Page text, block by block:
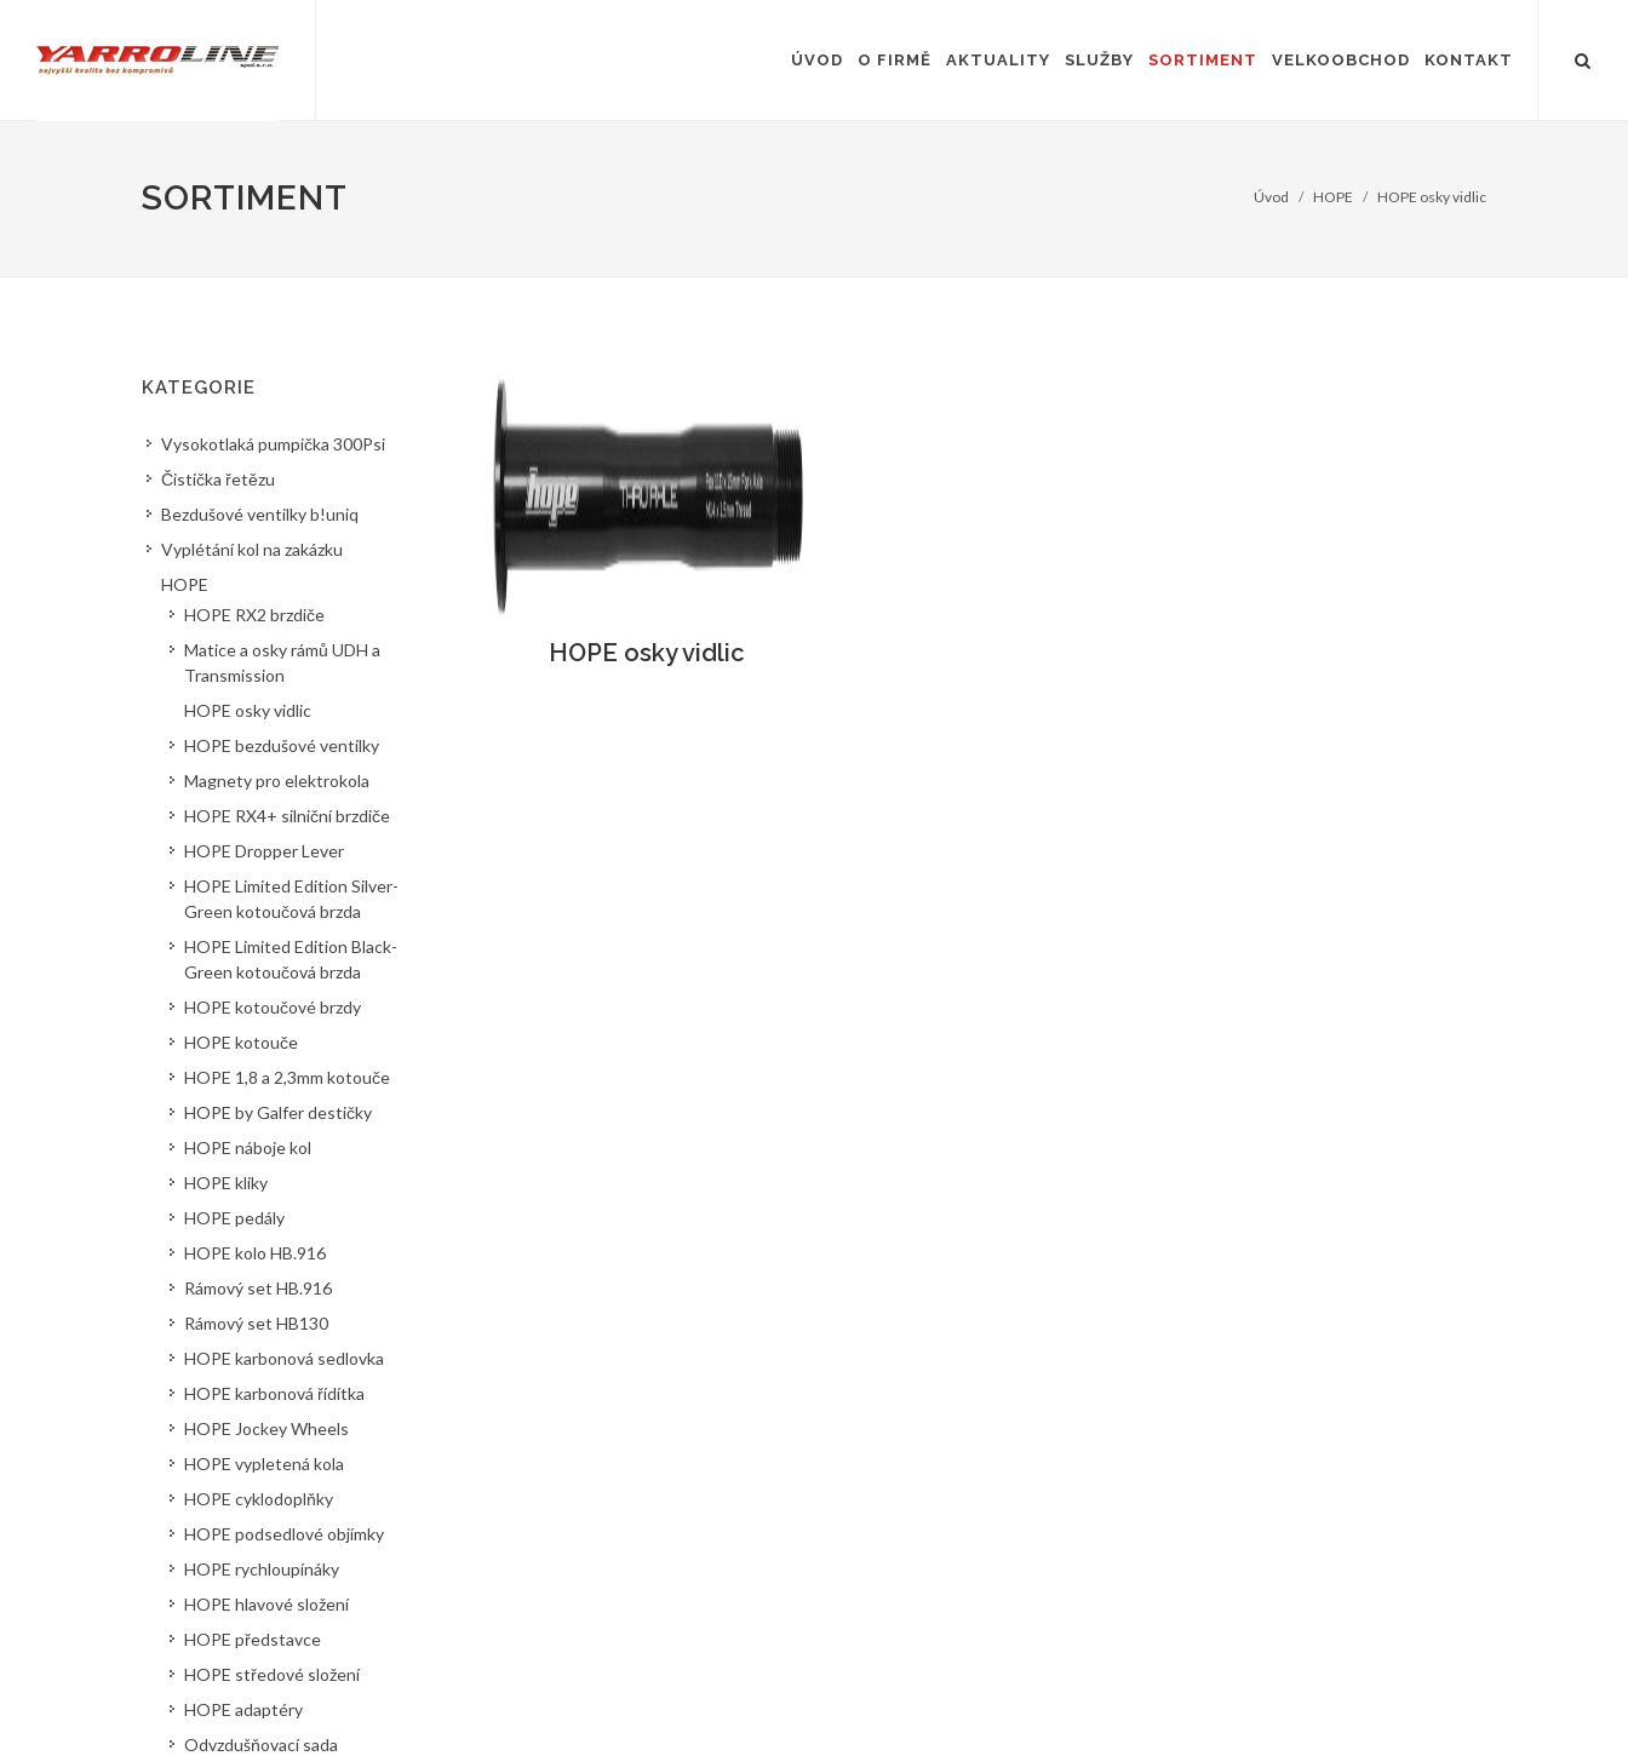
ÚVOD O FIRMĚ AKTUALITY SLUŽBY SORTIMENT VELKOOBCHOD KONTAKT
SORTIMENT Úvod HOPE HOPE osky vidlic
HOPE osky vidlic
KATEGORIE
Vysokotlaká pumpička 300Psi
Čistička řetězu
Bezdušové ventilky b!uniq
Vyplétání kol na zakázku
HOPE
HOPE RX2 brzdiče
Matice a osky rámů UDH a
Transmission
HOPE osky vidlic
HOPE bezdušové ventilky
Magnety pro elektrokola
HOPE RX4+ silniční brzdiče
HOPE Dropper Lever
HOPE Limited Edition Silver-
Green kotoučová brzda
HOPE Limited Edition Black-
Green kotoučová brzda
HOPE kotoučové brzdy
HOPE kotouče
HOPE 1,8 a 2,3mm kotouče
HOPE by Galfer destičky
HOPE náboje kol
HOPE kliky
HOPE pedály
HOPE kolo HB.916
Rámový set HB.916
Rámový set HB130
HOPE karbonová sedlovka
HOPE karbonová řídítka
HOPE Jockey Wheels
HOPE vypletená kola
HOPE cyklodoplňky
HOPE podsedlové objímky
HOPE rychloupínáky
HOPE hlavové složení
HOPE představce
HOPE středové složení
HOPE adaptéry
Odvzdušňovací sada